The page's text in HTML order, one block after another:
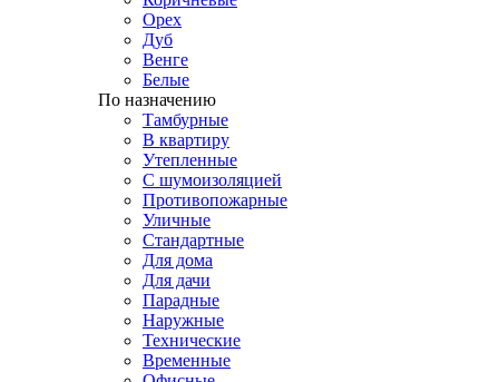
Орех
Дуб
Венге
Белые
По назначению
Тамбурные
В квартиру
Утепленные
С шумоизоляцией
Противопожарные
Уличные
Стандартные
Для дома
Для дачи
Парадные
Наружные
Технические
Временные